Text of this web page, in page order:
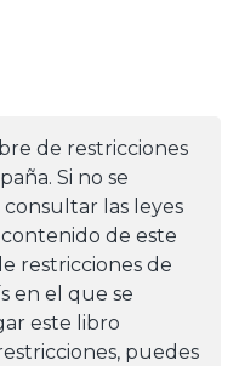
de restricciones
Si no se
las leyes
de este
restricciones de
en el que se
este libro
puedes